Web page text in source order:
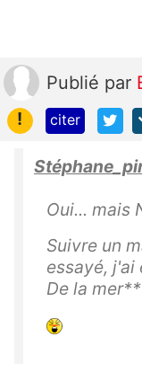
Publié par
!
citer
Oui... mais
Suivre un
essayé, j'ai
De la